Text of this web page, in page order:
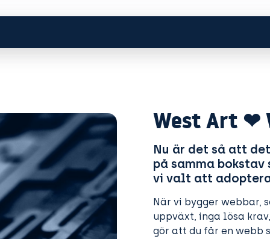
West Art ❤
Nu är det så att
på samma
vi valt att
När vi bygger webbar,
uppväxt, inga lösa
gör att du får en webb